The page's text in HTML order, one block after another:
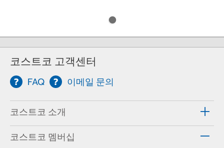
코스트코 고객센터
FAQ 이메일 문의
코스트코 소개
코스트코 멤버십